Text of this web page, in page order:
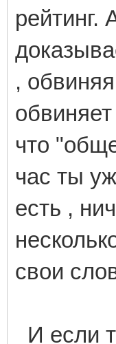
,
что
час ты
есть ,
свои
И если